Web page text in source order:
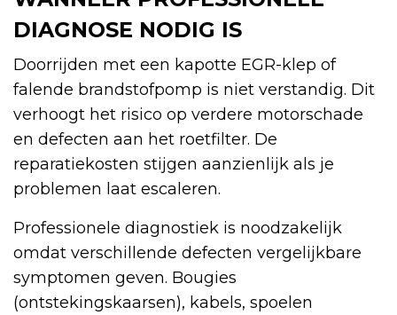
DIAGNOSE NODIG IS
Doorrijden met een kapotte EGR-klep of
falende brandstofpomp is niet verstandig. Dit
verhoogt het risico op verdere motorschade
en defecten aan het roetfilter. De
reparatiekosten stijgen aanzienlijk als je
problemen laat escaleren.
Professionele diagnostiek is noodzakelijk
omdat verschillende defecten vergelijkbare
symptomen geven. Bougies
(ontstekingskaarsen), kabels, spoelen